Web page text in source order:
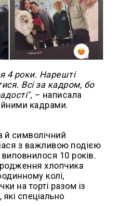
4 роки. Нарешті
Всі за кадром, бо
– написала
кадрами.
й символічний
з важливою подією
10 років.
хлопчика
колі,
на торті разом із
спеціально